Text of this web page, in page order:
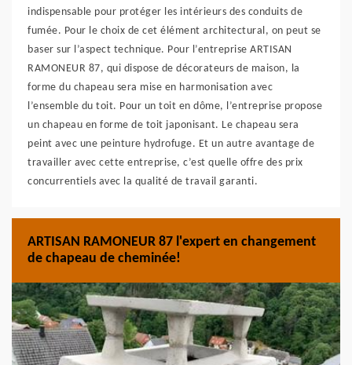
indispensable pour protéger les intérieurs des conduits de
fumée. Pour le choix de cet élément architectural, on peut se
baser sur l’aspect technique. Pour l’entreprise ARTISAN
RAMONEUR 87, qui dispose de décorateurs de maison, la
forme du chapeau sera mise en harmonisation avec
l’ensemble du toit. Pour un toit en dôme, l’entreprise propose
un chapeau en forme de toit japonisant. Le chapeau sera
peint avec une peinture hydrofuge. Et un autre avantage de
travailler avec cette entreprise, c’est quelle offre des prix
concurrentiels avec la qualité de travail garanti.
ARTISAN RAMONEUR 87 l'expert en changement
de chapeau de cheminée!